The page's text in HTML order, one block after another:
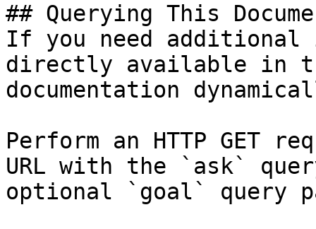
## Querying This
If you need
directly available in
documentation
Perform an HTTP GET
URL with the `ask`
optional `goal` query